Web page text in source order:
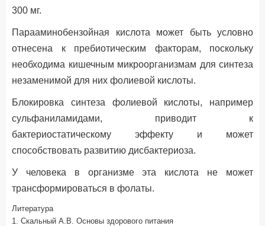
300 мг.
Парааминобензойная кислота может быть условно
отнесена к пребиотическим факторам, поскольку
необходима кишечным микроорганизмам для синтеза
незаменимой для них фолиевой кислоты.
Блокировка синтеза фолиевой кислоты, например
сульфаниламидами, приводит к
бактериостатическому эффекту и может
способствовать развитию дисбактериоза.
У человека в организме эта кислота не может
трансформироваться в фолаты.
Литература
1. Скальный А.В. Основы здорового питания